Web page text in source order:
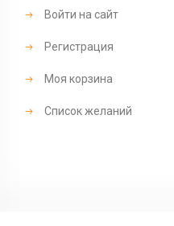
Войти на сайт
Регистрация
Моя корзина
Список желаний